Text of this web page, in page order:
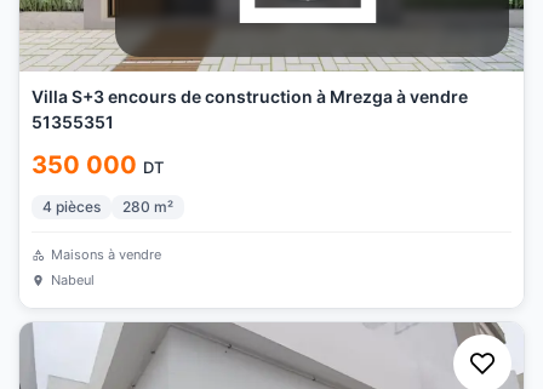
Villa S+3 encours de construction à Mrezga à vendre
51355351
350 000 DT
4 pièces 280 m²
Maisons à vendre
Nabeul